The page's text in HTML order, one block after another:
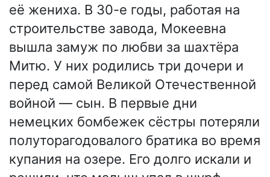
её жениха. В 30-е годы, работая на
строительстве завода, Мокеевна
вышла замуж по любви за шахтёра
Митю. У них родились три дочери и
перед самой Великой Отечественной
войной — сын. В первые дни
немецких бомбежек сёстры потеряли
полуторагодовалого братика во время
купания на озере. Его долго искали и